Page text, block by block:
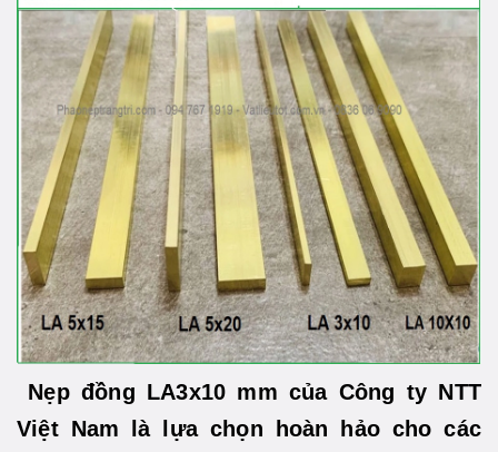
Nẹp đồng LA3x10 mm của Công ty NTT
Việt Nam là lựa chọn hoàn hảo cho các